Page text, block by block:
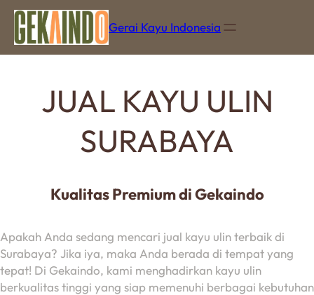
Gerai Kayu Indonesia
JUAL KAYU ULIN
SURABAYA
Kualitas Premium di Gekaindo
Apakah Anda sedang mencari jual kayu ulin terbaik di
Surabaya? Jika iya, maka Anda berada di tempat yang
tepat! Di Gekaindo, kami menghadirkan kayu ulin
berkualitas tinggi yang siap memenuhi berbagai kebutuhan